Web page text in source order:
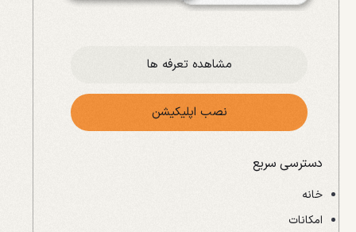
مشاهده تعرفه ها
نصب اپلیکیشن
دسترسی سریع
خانه
امکانات